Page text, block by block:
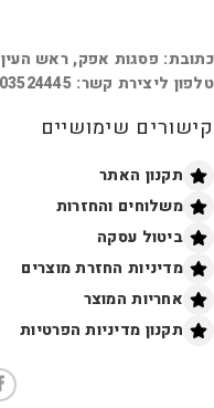
כתובת: פסגות אפק, ראש העין
טלפון ליצירת קשר: 0503524445
קישורים שימושיים
תקנון האתר
משלוחים והחזרות
ביטול עסקה
מדיניות החזרת מוצרים
אחריות המוצר
תקנון מדיניות הפרטיות